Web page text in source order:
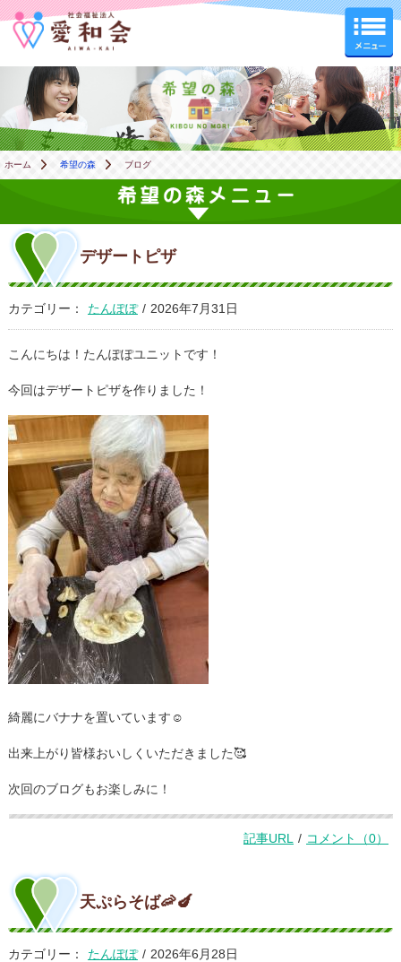
希望の森
ホーム 希望の森 ブログ
デザートピザ
カテゴリー： たんぽぽ / 2026年7月31日
こんにちは！たんぽぽユニットです！
今回はデザートピザを作りました！
綺麗にバナナを置いています☺
出来上がり皆様おいしくいただきました🥰
次回のブログもお楽しみに！
記事URL / コメント（0）
天ぷらそば🦐🍆
カテゴリー： たんぽぽ / 2026年6月28日